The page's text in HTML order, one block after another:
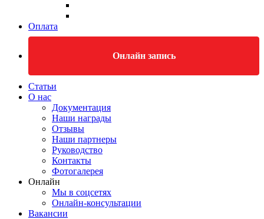
Оплата
Онлайн запись
Статьи
О нас
Документация
Наши награды
Отзывы
Наши партнеры
Руководство
Контакты
Фотогалерея
Онлайн
Мы в соцсетях
Онлайн-консультации
Вакансии